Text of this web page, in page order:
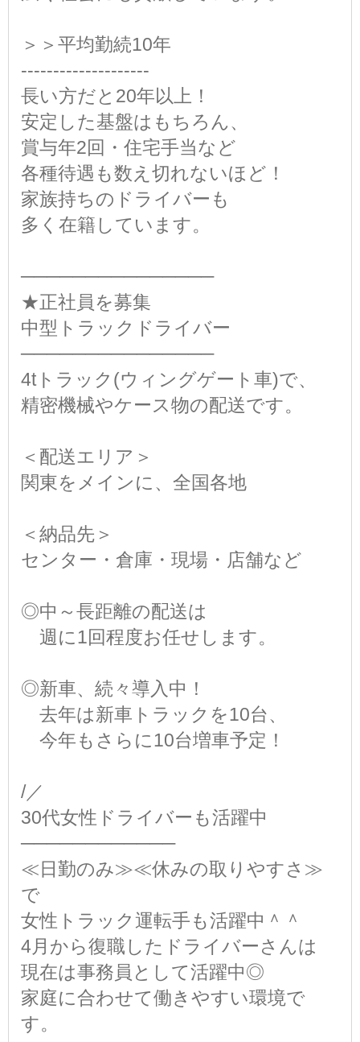
＞＞平均勤続10年
-‐-‐-‐-‐-‐-‐-‐-‐-‐-‐
長い方だと20年以上！
安定した基盤はもちろん、
賞与年2回・住宅手当など
各種待遇も数え切れないほど！
家族持ちのドライバーも
多く在籍しています。
───────────────
★正社員を募集
中型トラックドライバー
───────────────
4tトラック(ウィングゲート車)で、
精密機械やケース物の配送です。
＜配送エリア＞
関東をメインに、全国各地
＜納品先＞
センター・倉庫・現場・店舗など
◎中～長距離の配送は
週に1回程度お任せします。
◎新車、続々導入中！
去年は新車トラックを10台、
今年もさらに10台増車予定！
/／
30代女性ドライバーも活躍中
────────────
≪日勤のみ≫≪休みの取りやすさ≫
で
女性トラック運転手も活躍中＾＾
4月から復職したドライバーさんは
現在は事務員として活躍中◎
家庭に合わせて働きやすい環境で
す。